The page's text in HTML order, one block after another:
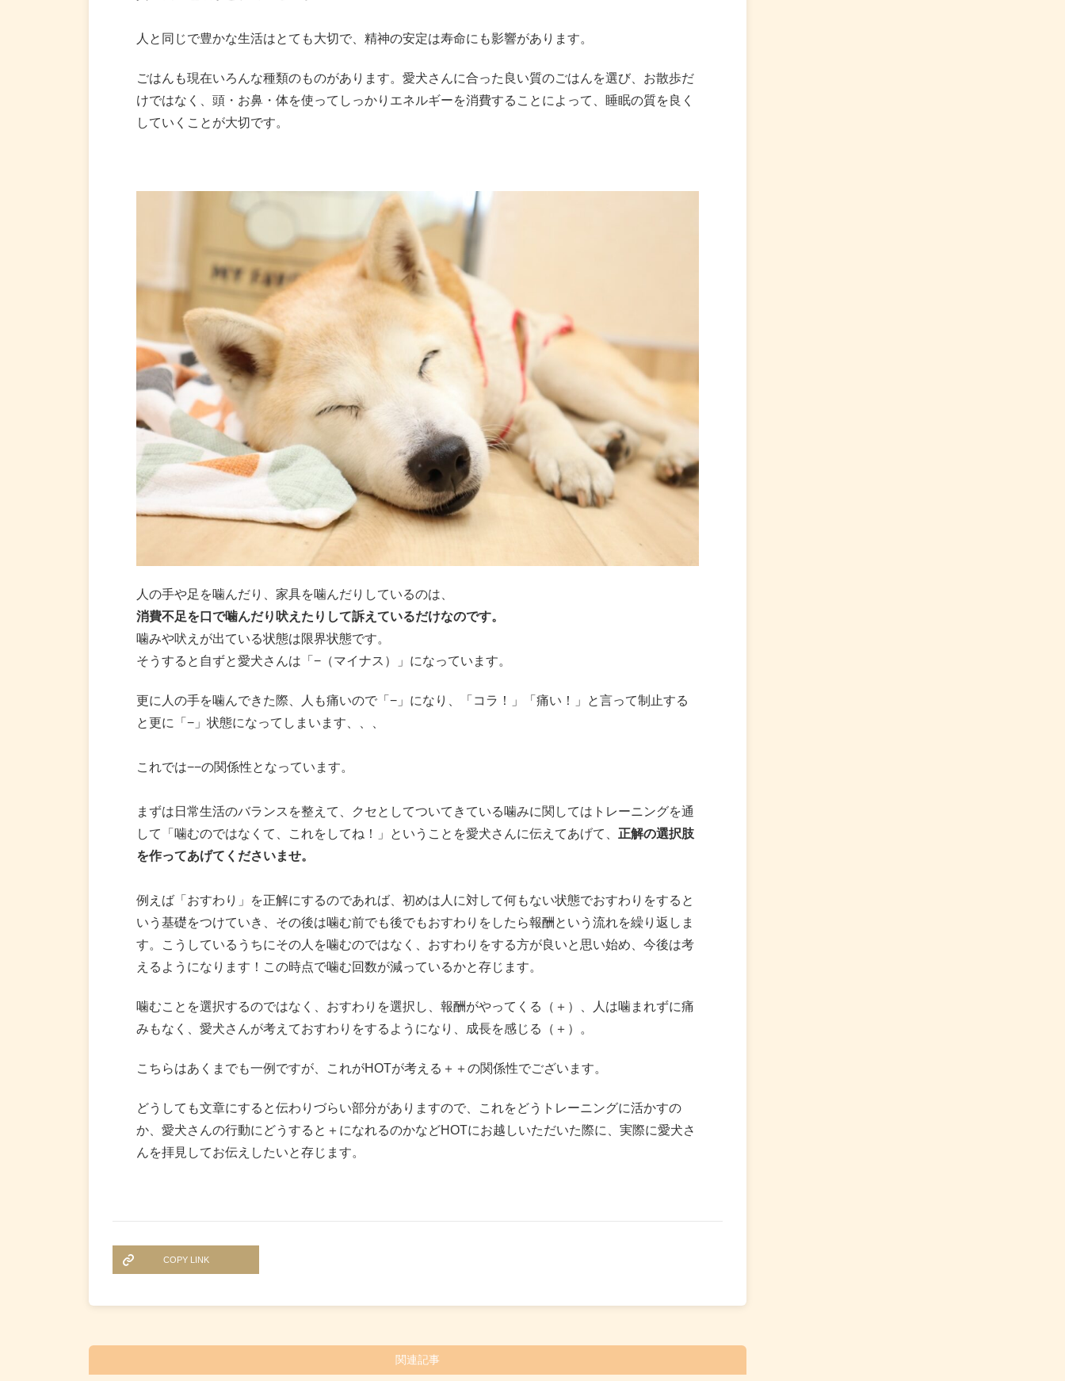
人と同じで豊かな生活はとても大切で、精神の安定は寿命にも影響があります。
ごはんも現在いろんな種類のものがあります。愛犬さんに合った良い質のごはんを選び、お散歩だ
けではなく、頭・お鼻・体を使ってしっかりエネルギーを消費することによって、睡眠の質を良く
していくことが大切です。
人の手や足を噛んだり、家具を噛んだりしているのは、
消費不足を口で噛んだり吠えたりして訴えているだけなのです。
噛みや吠えが出ている状態は限界状態です。
そうすると自ずと愛犬さんは「−（マイナス）」になっています。
更に人の手を噛んできた際、人も痛いので「−」になり、「コラ！」「痛い！」と言って制止する
と更に「−」状態になってしまいます、、、
これでは−−の関係性となっています。
まずは日常生活のバランスを整えて、クセとしてついてきている噛みに関してはトレーニングを通
して「噛むのではなくて、これをしてね！」ということを愛犬さんに伝えてあげて、 正解の選択肢
を作ってあげてくださいませ。
例えば「おすわり」を正解にするのであれば、初めは人に対して何もない状態でおすわりをすると
いう基礎をつけていき、その後は噛む前でも後でもおすわりをしたら報酬という流れを繰り返しま
す。こうしているうちにその人を噛むのではなく、おすわりをする方が良いと思い始め、今後は考
えるようになります！この時点で噛む回数が減っているかと存じます。
噛むことを選択するのではなく、おすわりを選択し、報酬がやってくる（＋）、人は噛まれずに痛
みもなく、愛犬さんが考えておすわりをするようになり、成長を感じる（＋）。
こちらはあくまでも一例ですが、これがHOTが考える＋＋の関係性でございます。
どうしても文章にすると伝わりづらい部分がありますので、これをどうトレーニングに活かすの
か、愛犬さんの行動にどうすると＋になれるのかなどHOTにお越しいただいた際に、実際に愛犬さ
んを拝見してお伝えしたいと存じます。
COPY LINK
関連記事